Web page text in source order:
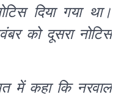
दिया गया था।
को दूसरा नोटिस
में कहा कि नरवाल